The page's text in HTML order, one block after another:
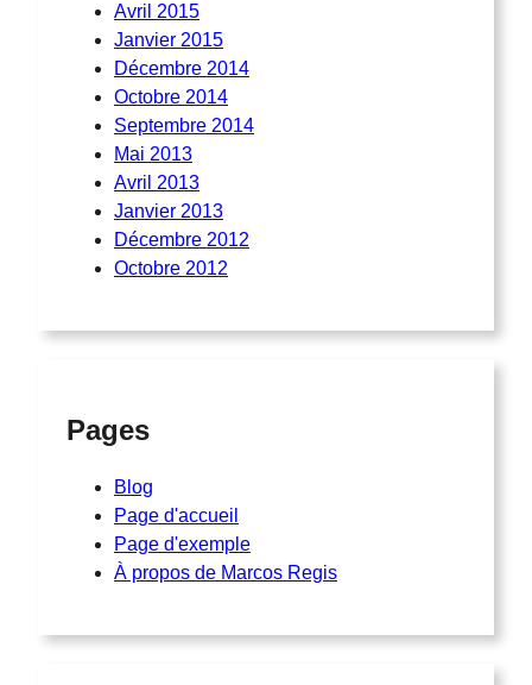
Avril 2015
Janvier 2015
Décembre 2014
Octobre 2014
Septembre 2014
Mai 2013
Avril 2013
Janvier 2013
Décembre 2012
Octobre 2012
Pages
Blog
Page d'accueil
Page d'exemple
À propos de Marcos Regis